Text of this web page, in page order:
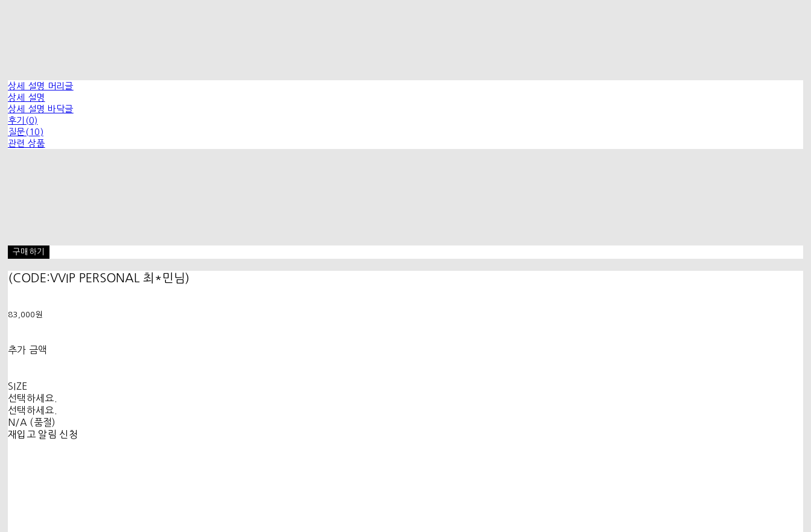
상세 설명 머리글
상세 설명
상세 설명 바닥글
후기(0)
질문(10)
관련 상품
구매하기
(CODE:VVIP PERSONAL 최*민님)
83,000원
추가 금액
SIZE
선택하세요.
선택하세요.
N/A (품절)
재입고 알림 신청